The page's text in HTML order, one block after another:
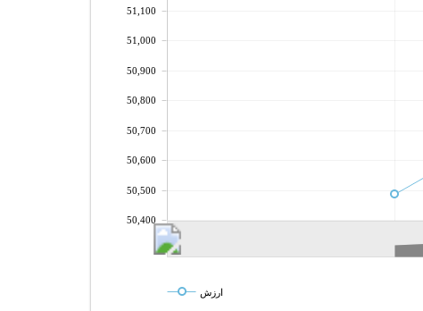
50,400
50,500
50,600
50,700
50,800
50,900
51,000
51,100
ارزش